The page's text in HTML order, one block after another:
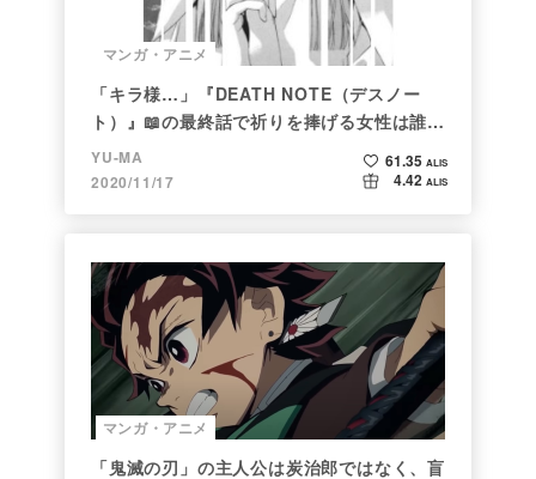
マンガ・アニメ
「キラ様…」『DEATH NOTE（デスノー
ト）』📖の最終話で祈りを捧げる女性は誰な
のか
YU-MA
2020/11/17
61.35 ALIS
4.42 ALIS
マンガ・アニメ
「鬼滅の刃」の主人公は炭治郎ではなく、盲